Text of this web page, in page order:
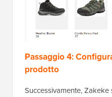
Passaggio 4:
prodotto
Successivamente,